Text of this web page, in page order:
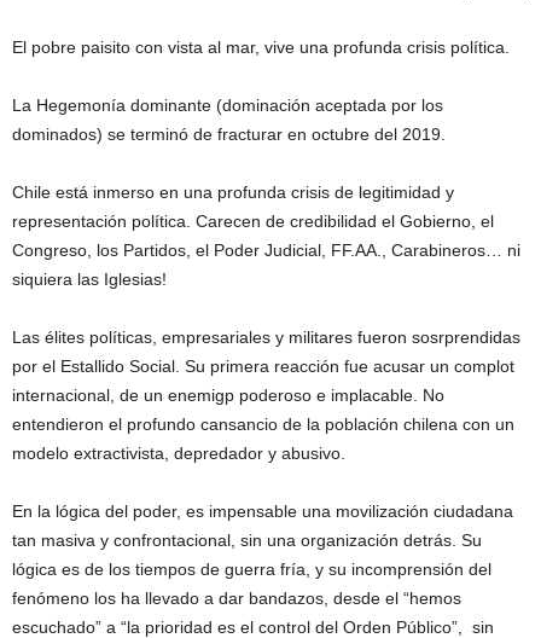
El pobre paisito con vista al mar, vive una profunda crisis política.
La Hegemonía dominante (dominación aceptada por los
dominados) se terminó de fracturar en octubre del 2019.
Chile está inmerso en una profunda crisis de legitimidad y
representación política. Carecen de credibilidad el Gobierno, el
Congreso, los Partidos, el Poder Judicial, FF.AA., Carabineros… ni
siquiera las Iglesias!
Las élites políticas, empresariales y militares fueron sosrprendidas
por el Estallido Social. Su primera reacción fue acusar un complot
internacional, de un enemigp poderoso e implacable. No
entendieron el profundo cansancio de la población chilena con un
modelo extractivista, depredador y abusivo.
En la lógica del poder, es impensable una movilización ciudadana
tan masiva y confrontacional, sin una organización detrás. Su
lógica es de los tiempos de guerra fría, y su incomprensión del
fenómeno los ha llevado a dar bandazos, desde el “hemos
escuchado” a “la prioridad es el control del Orden Público”, sin